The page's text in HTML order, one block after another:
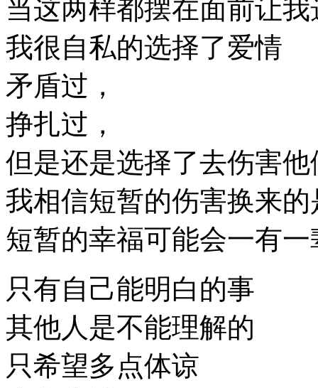
当这两样都摆在面前让
我很自私的选择了爱情
矛盾过，
挣扎过，
但是还是选择了去伤害他
我相信短暂的伤害换来
短暂的幸福可能会一有
只有自己能明白的事
其他人是不能理解的
只希望多点体谅